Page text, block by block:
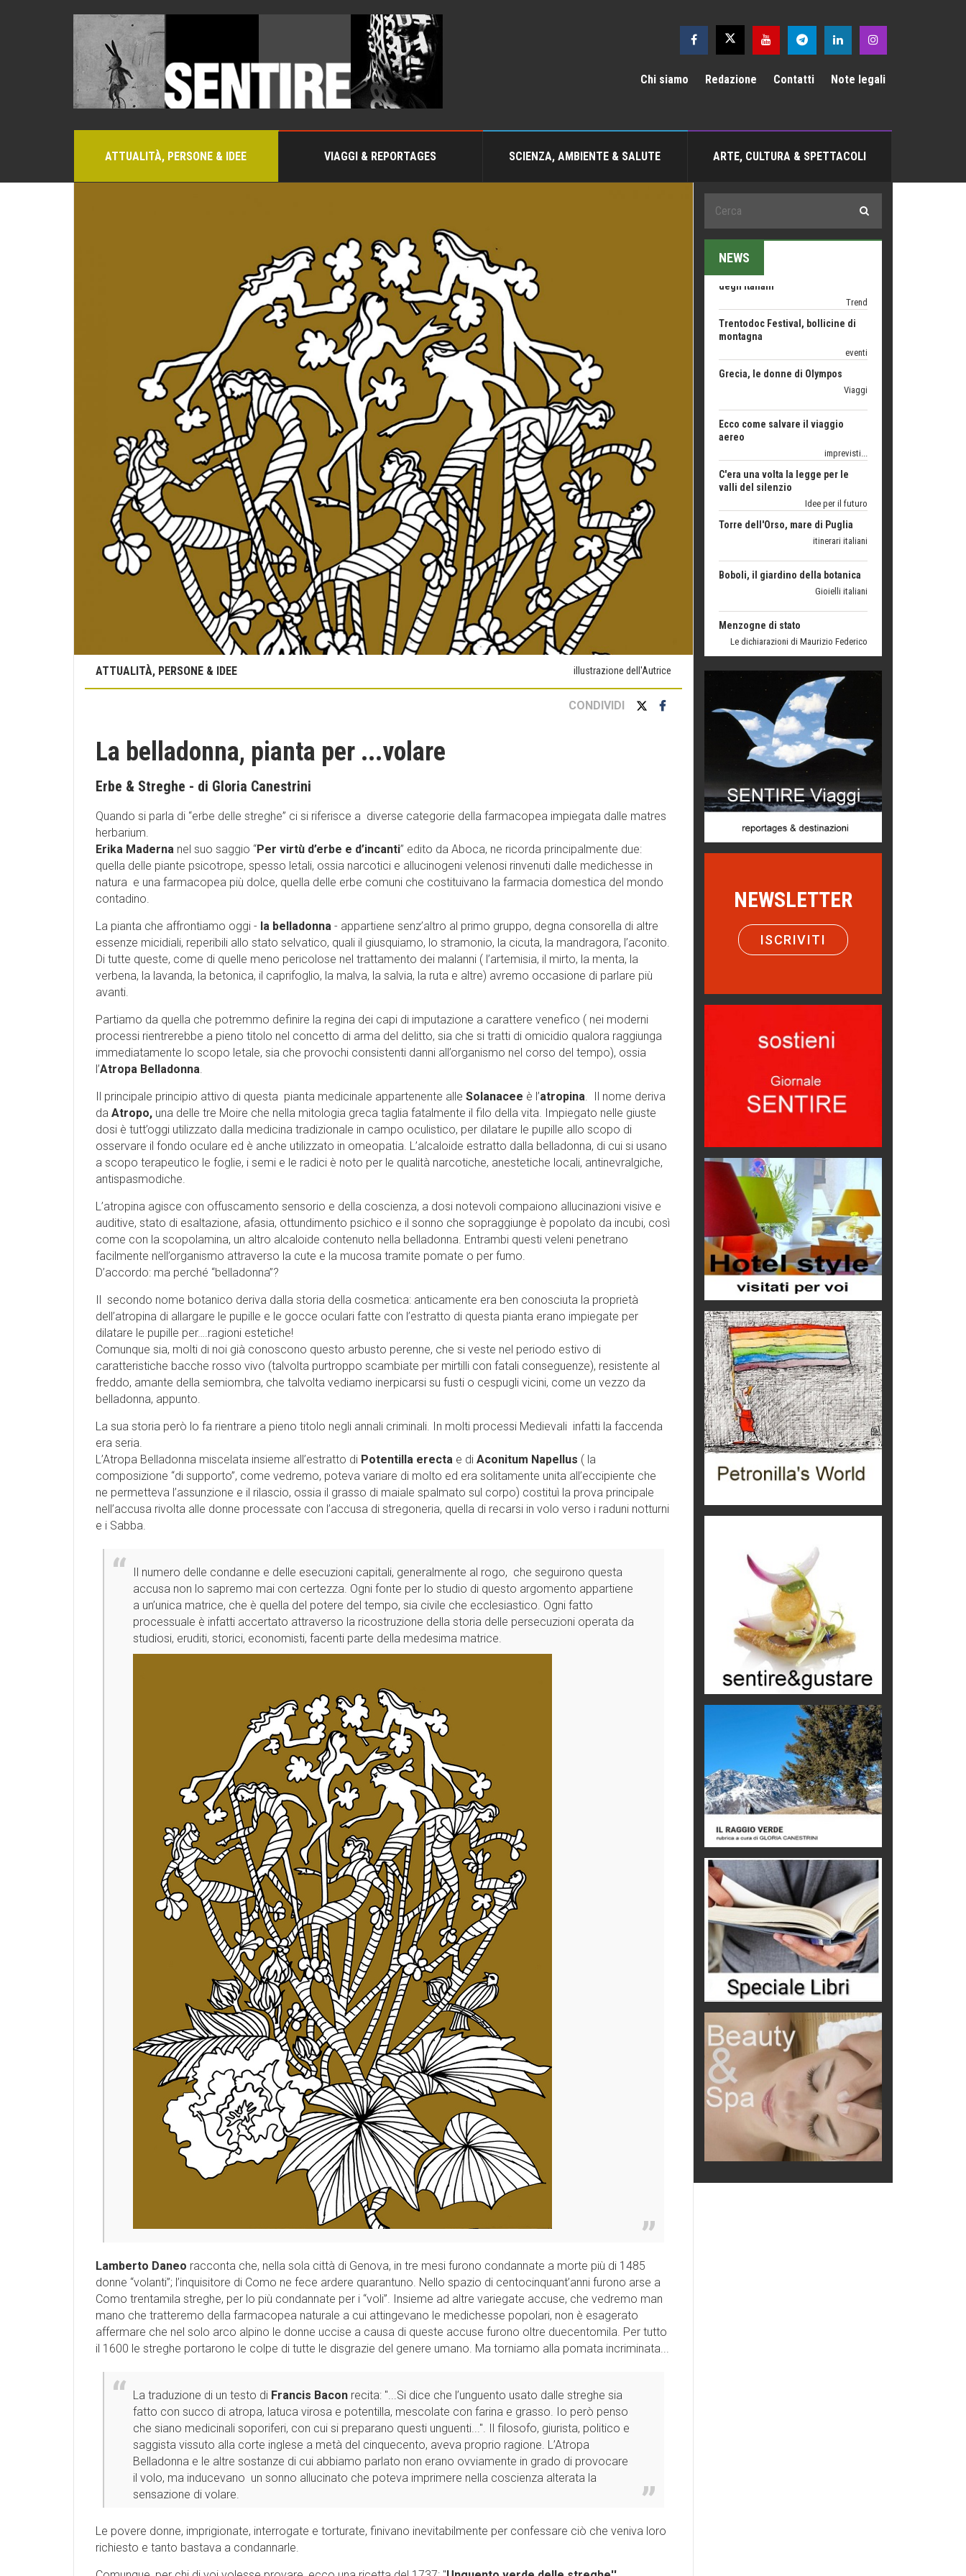
Chi siamo Redazione Contatti Note legali
ATTUALITÀ, PERSONE & IDEE VIAGGI & REPORTAGES SCIENZA, AMBIENTE & SALUTE ARTE, CULTURA & SPETTACOLI
illustrazione dell'Autrice
ATTUALITÀ, PERSONE & IDEE
CONDIVIDI
La belladonna, pianta per ...volare
Erbe & Streghe - di Gloria Canestrini
Quando si parla di “erbe delle streghe” ci si riferisce a diverse categorie della farmacopea impiegata dalle matres
herbarium.
Erika Maderna nel suo saggio “Per virtù d’erbe e d’incanti” edito da Aboca, ne ricorda principalmente due:
quella delle piante psicotrope, spesso letali, ossia narcotici e allucinogeni velenosi rinvenuti dalle medichesse in
natura e una farmacopea più dolce, quella delle erbe comuni che costituivano la farmacia domestica del mondo
contadino.
La pianta che affrontiamo oggi - la belladonna - appartiene senz’altro al primo gruppo, degna consorella di altre
essenze micidiali, reperibili allo stato selvatico, quali il giusquiamo, lo stramonio, la cicuta, la mandragora, l’aconito.
Di tutte queste, come di quelle meno pericolose nel trattamento dei malanni ( l’artemisia, il mirto, la menta, la
verbena, la lavanda, la betonica, il caprifoglio, la malva, la salvia, la ruta e altre) avremo occasione di parlare più
avanti.
Partiamo da quella che potremmo definire la regina dei capi di imputazione a carattere venefico ( nei moderni
processi rientrerebbe a pieno titolo nel concetto di arma del delitto, sia che si tratti di omicidio qualora raggiunga
immediatamente lo scopo letale, sia che provochi consistenti danni all’organismo nel corso del tempo), ossia
l’Atropa Belladonna.
Il principale principio attivo di questa pianta medicinale appartenente alle Solanacee è l’atropina. Il nome deriva
da Atropo, una delle tre Moire che nella mitologia greca taglia fatalmente il filo della vita. Impiegato nelle giuste
dosi è tutt’oggi utilizzato dalla medicina tradizionale in campo oculistico, per dilatare le pupille allo scopo di
osservare il fondo oculare ed è anche utilizzato in omeopatia. L’alcaloide estratto dalla belladonna, di cui si usano
a scopo terapeutico le foglie, i semi e le radici è noto per le qualità narcotiche, anestetiche locali, antinevralgiche,
antispasmodiche.
L’atropina agisce con offuscamento sensorio e della coscienza, a dosi notevoli compaiono allucinazioni visive e
auditive, stato di esaltazione, afasia, ottundimento psichico e il sonno che sopraggiunge è popolato da incubi, così
come con la scopolamina, un altro alcaloide contenuto nella belladonna. Entrambi questi veleni penetrano
facilmente nell’organismo attraverso la cute e la mucosa tramite pomate o per fumo.
D’accordo: ma perché “belladonna”?
Il secondo nome botanico deriva dalla storia della cosmetica: anticamente era ben conosciuta la proprietà
dell’atropina di allargare le pupille e le gocce oculari fatte con l’estratto di questa pianta erano impiegate per
dilatare le pupille per….ragioni estetiche!
Comunque sia, molti di noi già conoscono questo arbusto perenne, che si veste nel periodo estivo di
caratteristiche bacche rosso vivo (talvolta purtroppo scambiate per mirtilli con fatali conseguenze), resistente al
freddo, amante della semiombra, che talvolta vediamo inerpicarsi su fusti o cespugli vicini, come un vezzo da
belladonna, appunto.
La sua storia però lo fa rientrare a pieno titolo negli annali criminali. In molti processi Medievali infatti la faccenda
era seria.
L’Atropa Belladonna miscelata insieme all’estratto di Potentilla erecta e di Aconitum Napellus ( la
composizione “di supporto”, come vedremo, poteva variare di molto ed era solitamente unita all’eccipiente che
ne permetteva l’assunzione e il rilascio, ossia il grasso di maiale spalmato sul corpo) costituì la prova principale
nell’accusa rivolta alle donne processate con l’accusa di stregoneria, quella di recarsi in volo verso i raduni notturni
e i Sabba.
Il numero delle condanne e delle esecuzioni capitali, generalmente al rogo, che seguirono questa
accusa non lo sapremo mai con certezza. Ogni fonte per lo studio di questo argomento appartiene
a un’unica matrice, che è quella del potere del tempo, sia civile che ecclesiastico. Ogni fatto
processuale è infatti accertato attraverso la ricostruzione della storia delle persecuzioni operata da
studiosi, eruditi, storici, economisti, facenti parte della medesima matrice.
Lamberto Daneo racconta che, nella sola città di Genova, in tre mesi furono condannate a morte più di 1485
donne “volanti”; l’inquisitore di Como ne fece ardere quarantuno. Nello spazio di centocinquant’anni furono arse a
Como trentamila streghe, per lo più condannate per i “voli”. Insieme ad altre variegate accuse, che vedremo man
mano che tratteremo della farmacopea naturale a cui attingevano le medichesse popolari, non è esagerato
affermare che nel solo arco alpino le donne uccise a causa di queste accuse furono oltre duecentomila. Per tutto
il 1600 le streghe portarono le colpe di tutte le disgrazie del genere umano. Ma torniamo alla pomata incriminata...
La traduzione di un testo di Francis Bacon recita: ''...Si dice che l’unguento usato dalle streghe sia
fatto con succo di atropa, latuca virosa e potentilla, mescolate con farina e grasso. Io però penso
che siano medicinali soporiferi, con cui si preparano questi unguenti...''. Il filosofo, giurista, politico e
saggista vissuto alla corte inglese a metà del cinquecento, aveva proprio ragione. L’Atropa
Belladonna e le altre sostanze di cui abbiamo parlato non erano ovviamente in grado di provocare
il volo, ma inducevano un sonno allucinato che poteva imprimere nella coscienza alterata la
sensazione di volare.
Le povere donne, imprigionate, interrogate e torturate, finivano inevitabilmente per confessare ciò che veniva loro
richiesto e tanto bastava a condannarle.
NEWS
Come difendere la pelle dal sole
Proteggersi, sempre
Hotels, B&B e Ristoranti... 10 &
Oasi di piacere
1500 anni dalla morte
degli italiani
Trentodoc Festival, bollicine di
montagna
eventi
Grecia, le donne di Olympos
Ecco come salvare il viaggio
C'era una volta la legge per le
valli del silenzio
Idee per il futuro
Torre dell'Orso, mare di Puglia
Boboli, il giardino della botanica
Gioielli italiani
Menzogne di stato
Le dichiarazioni di Maurizio Federico
Chi è, e come difendersi dallo
scammer
di Mirta B. Bono
Mio nonno, salvato dai russi
Storie...di storia
Macchine di guerra
Editoriale
Puglia - Tra storia e recupero
Castione, sotto il segno del
castagno
Vite d'arte
Come difendere la pelle dal sole
Proteggersi, sempre
lode
Bolzano: L'Eisenhut Boutique
Teodorico, sovrano illuminato
1500 anni dalla morte
Trend
Trentodoc Festival, bollicine di
montagna
eventi
Grecia, le donne di Olympos
Viaggi
Ecco come salvare il viaggio
aereo
imprevisti...
C'era una volta la legge per le
valli del silenzio
Idee per il futuro
Torre dell'Orso, mare di Puglia
itinerari italiani
Boboli, il giardino della botanica
Gioielli italiani
Menzogne di stato
di Mirta B. Bono
Mio nonno, salvato dai russi
Storie...di storia
Macchine di guerra
Editoriale
Turismo in Miniera
Castione, sotto il segno del
Eventi
Picasso. Il linguaggio delle idee
Vite d'arte
NEWSLETTER
ISCRIVITI